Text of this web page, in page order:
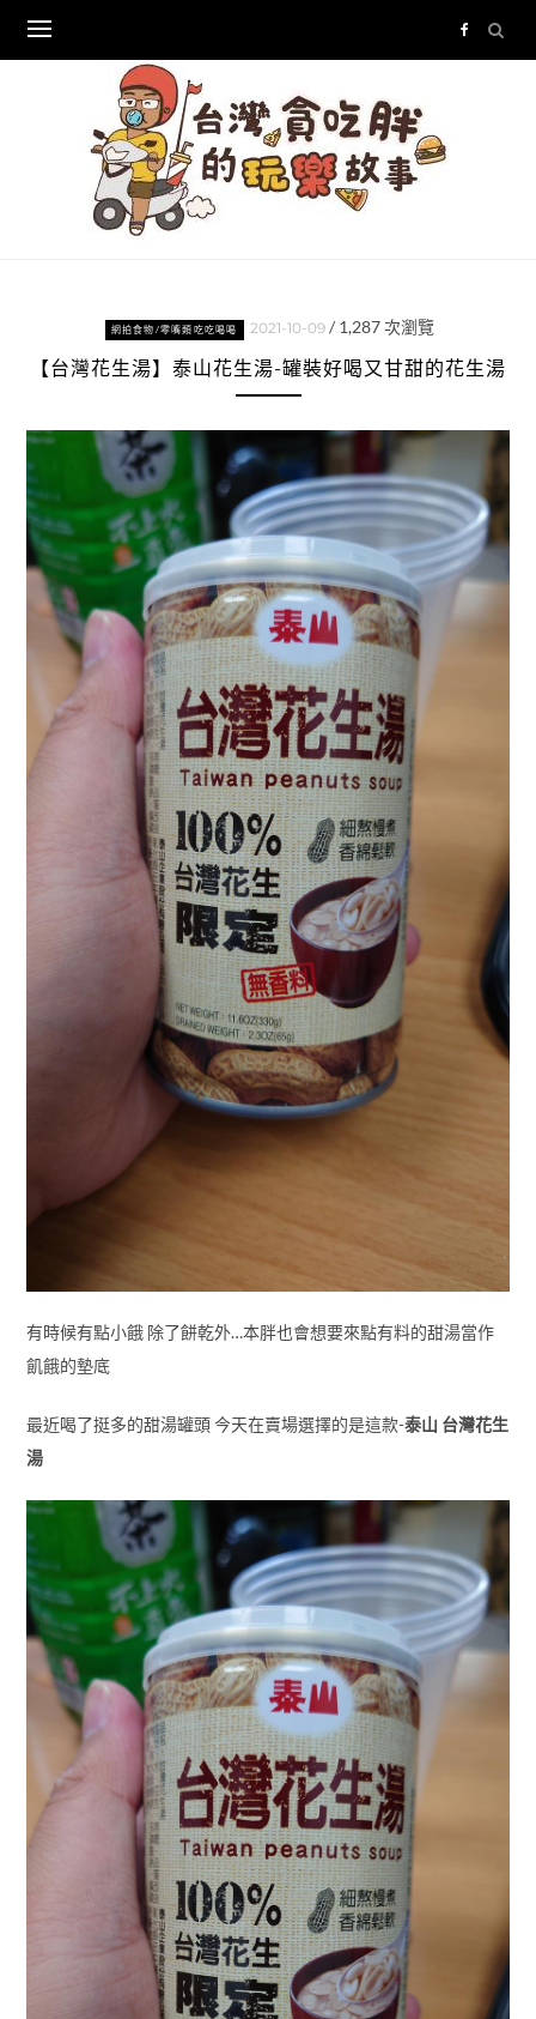
content
網拍食物/零嘴類吃吃喝喝 2021-10-09 / 1,287次瀏覽
【台灣花生湯】泰山花生湯-罐裝好喝又甘甜的花生湯
有時候有點小餓 除了餅乾外…本胖也會想要來點有料的甜湯當作
飢餓的墊底
最近喝了挺多的甜湯罐頭 今天在賣場選擇的是這款-泰山 台灣花生
湯